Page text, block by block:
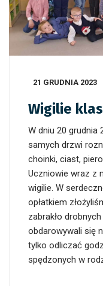
21 GRUDNIA 2023
Wigilie
W dniu 20 grudnia
samych drzwi
choinki, ciast,
Uczniowie wraz z
wigilie. W
opłatkiem
zabrakło
obdarowywali się
tylko odliczać
spędzonych w